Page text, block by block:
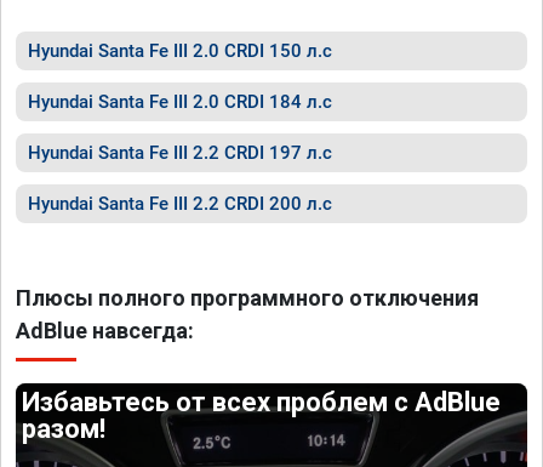
Hyundai Santa Fe III 2.0 CRDI 150 л.с
Hyundai Santa Fe III 2.0 CRDI 184 л.с
Hyundai Santa Fe III 2.2 CRDI 197 л.с
Hyundai Santa Fe III 2.2 CRDI 200 л.с
Плюсы полного программного отключения
AdBlue навсегда:
Избавьтесь от всех проблем с AdBlue
разом!